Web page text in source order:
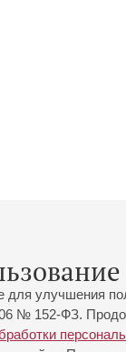
улучшения
№ 152-ФЗ.